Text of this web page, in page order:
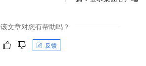
该文章对您有帮助吗？
反馈